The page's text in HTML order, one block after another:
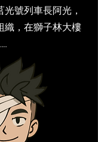
號列車長阿光，
織，在獅子林大樓